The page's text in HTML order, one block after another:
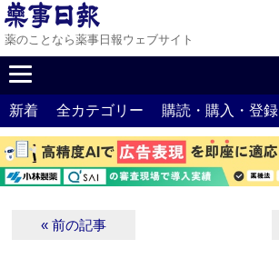
薬のことなら薬事日報ウェブサイト
新着 全カテゴリー 購読・購入・登録
« 前の記事